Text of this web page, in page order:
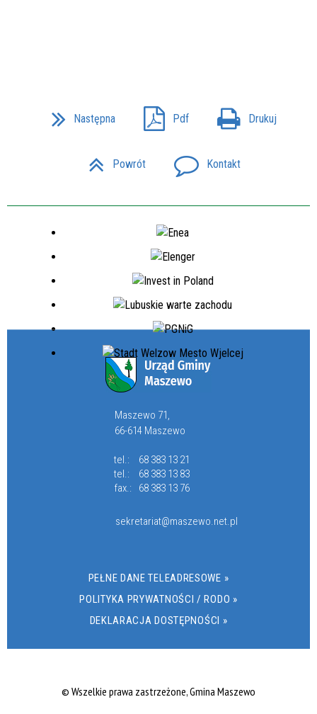
Następna Pdf Drukuj
Powrót Kontakt
Maszewo 71,
66-614 Maszewo
tel.:
68 383 13 21
tel.:
68 383 13 83
fax.:
68 383 13 76
sekretariat@maszewo.net.pl
PEŁNE DANE TELEADRESOWE »
POLITYKA PRYWATNOŚCI / RODO »
DEKLARACJA DOSTĘPNOŚCI »
© Wszelkie prawa zastrzeżone, Gmina Maszewo